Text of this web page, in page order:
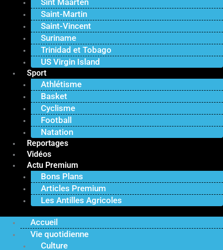
Sint Maarten
Saint-Martin
Saint-Vincent
Suriname
Trinidad et Tobago
US Virgin Island
Sport
Athlétisme
Basket
Cyclisme
Football
Natation
Reportages
Vidéos
Actu Premium
Bons Plans
Articles Premium
Les Antilles Agricoles
Accueil
Vie quotidienne
Culture